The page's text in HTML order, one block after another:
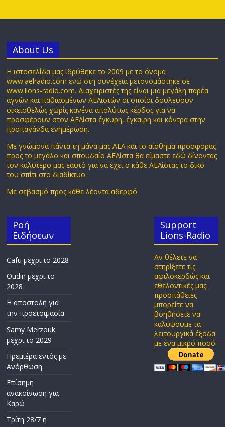
Αbout Us
Η ιστοσελίδα μας ιδρύθηκε το 2009 με το όνομα
www.aelradio.com ενώ στη συνέχεια μετονομάστηκε σε
www.lions-radio.com. Διαχειριστές της είναι μια μεγάλη παρέα
αγνών και παθιασμένων ΑΕΛιστών οι οποίοι δουλεύουν
οικειοθελώς χωρίς κανένα απολύτως κέρδος για να
προσφέρουν στον ΑΕΛίστα έγκυρη, έγκαιρη και κόντρα στην
προπαγάνδα ενημέρωση.
Με γνώμονα πάντα τη μάνα μας ΑΕΛ και το αίσθημα προσφοράς
προς το μεγάλο και σπουδαίο ΑΕΛίστα θα είμαστε εδώ δίνοντας
τον καλύτερο μας εαυτό για να έχει ο κάθε ΑΕΛίστας το δικό
του σπίτι στο διαδίκτυο.
Με σεβασμό προς κάθε λέοντα αδερφό
Ροή
Ειδήσεων
Cafu μέχρι το 2028
Oudin μέχρι το
2028
Η αποστολή για
την προετοιμασία
Samy Merzouk
μέχρι το 2029
Πρεμιέρα εντός με
Ανόρθωση.
Επίσημη
ανακοίνωση για
Καρώ
Τρίτη 28/7 η
Support
Lions-Radio
Αν θέλετε να
στηρίξετε τις
αφιλοκερδώς και
εθελοντικές μας
προσπάθειες
μπορείτε να
βοηθήσετε να
καλύψουμε τα
λειτουργικά έξοδα
με ένα μικρό ποσό.